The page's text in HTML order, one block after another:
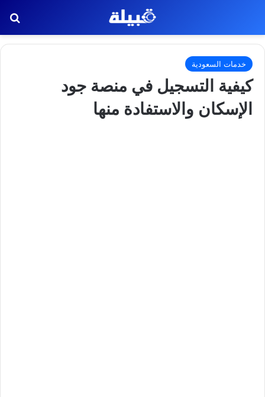
خدمات السعودية
كيفية التسجيل في منصة جود
الإسكان والاستفادة منها